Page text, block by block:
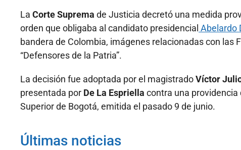
La Corte Suprema de Justicia decretó una medida
orden que obligaba al candidato presidencial Abelardo
bandera de Colombia, imágenes relacionadas con las
“Defensores de la Patria”.
La decisión fue adoptada por el magistradoVíctor
presentada por De La Espriella contra una providencia
Superior de Bogotá, emitida el pasado 9 de junio.
Últimas noticias